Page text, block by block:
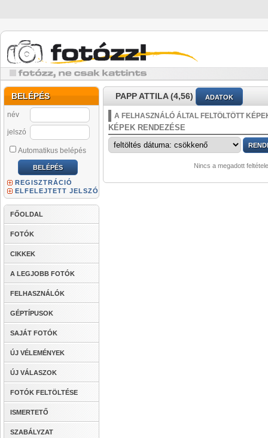
BELÉPÉS
név
jelszó
Automatikus belépés
REGISZTRÁCIÓ
ELFELEJTETT JELSZÓ
FŐOLDAL
FOTÓK
CIKKEK
A LEGJOBB FOTÓK
FELHASZNÁLÓK
GÉPTÍPUSOK
SAJÁT FOTÓK
ÚJ VÉLEMÉNYEK
ÚJ VÁLASZOK
FOTÓK FELTÖLTÉSE
ISMERTETŐ
SZABÁLYZAT
PAPP ATTILA (4,56) ADATOK
A FELHASZNÁLÓ ÁLTAL FELTÖLTÖTT
KÉPEK RENDEZÉSE
Nincs a megadott